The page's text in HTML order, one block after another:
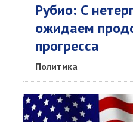
Рубио: С
ожидаем
прогресса
Политика